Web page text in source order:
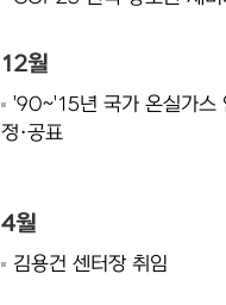
12월
'90~'15년 국가 온실가스
정·공표
4월
김용건 센터장 취임